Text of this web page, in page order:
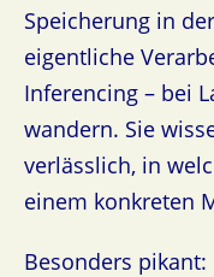
Speicherung in
eigentliche
Inferencing – bei
wandern. Sie
verlässlich, in
einem konkreten
Besonders